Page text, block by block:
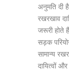
अनुमति दी
रखरखाव
जरूरी होते
सड़क
सामान्य
दायित्वों